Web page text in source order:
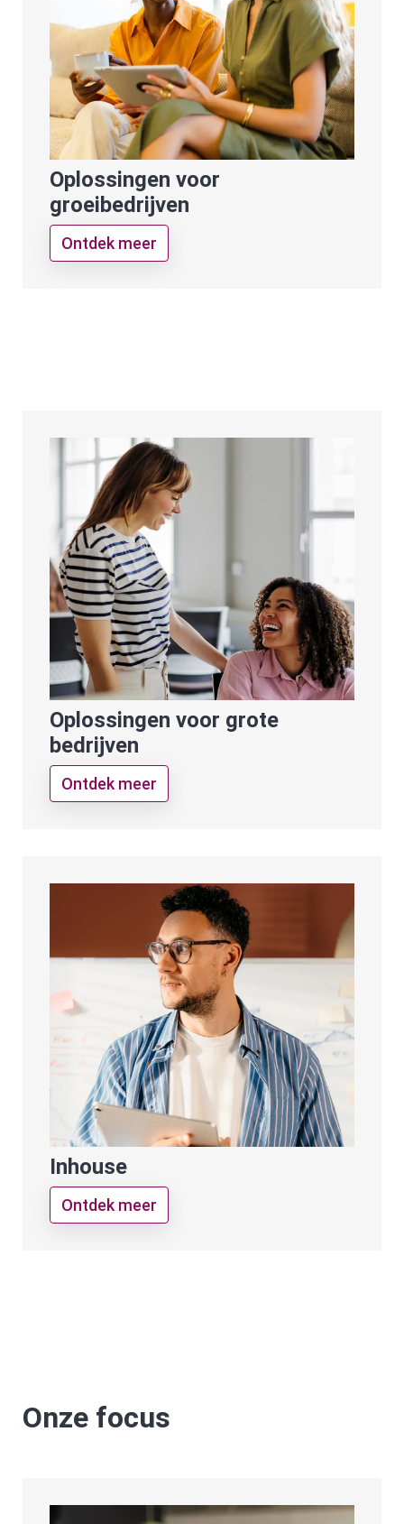
Oplossingen voor
groeibedrijven
Ontdek meer
Oplossingen voor grote
bedrijven
Ontdek meer
Inhouse
Ontdek meer
Onze focus